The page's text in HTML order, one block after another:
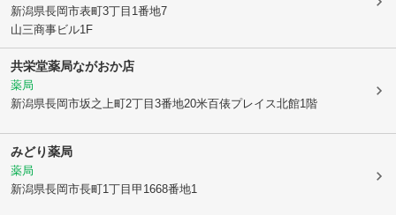
新潟県長岡市表町3丁目1番地7
山三商事ビル1F
共栄堂薬局ながおか店
薬局
新潟県長岡市坂之上町2丁目3番地20米百俵プレイス北館1階
みどり薬局
薬局
新潟県長岡市長町1丁目甲1668番地1